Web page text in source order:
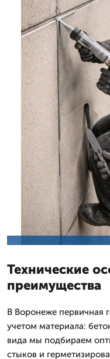
Технические
преимущества
В Воронеже первичная
учетом материала:
вида мы подбираем
стыков и